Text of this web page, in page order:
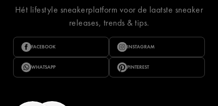
Hét lifestyle sneakerplatform voor de laatste sneaker
releases, trends & tips.
FACEBOOK INSTAGRAM
WHATSAPP PINTEREST